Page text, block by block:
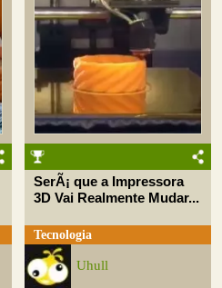
SerÃ¡ que a Impressora
3D Vai Realmente Mudar...
Tecnologia
Uhull